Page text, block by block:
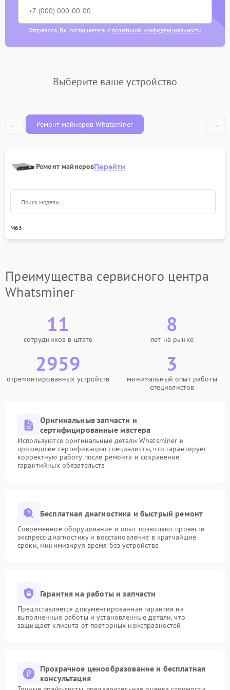
Монтаж и демонтаж
SMD-компонентов
Замена корпуса 800 рублей
Отправляя, Вы соглашаетесь с политикой конфиденциальности
Выберите ваше устройство
← Ремонт майнеров Whatsminer →
Ремонт майнеровПерейти
M63
Преимущества сервисного центра
Whatsminer
11
сотрудников в штате
8
лет на рынке
2959
отремонтированных устройств
3
минимальный опыт работы
специалистов
Оригинальные запчасти и
сертифицированные мастера
Используются оригинальные детали Whatsminer и
прошедшие сертификацию специалисты, что гарантирует
корректную работу после ремонта и сохранение
гарантийных обязательств
Бесплатная диагностика и быстрый ремонт
Современное оборудование и опыт позволяют провести
экспресс-диагностику и восстановление в кратчайшие
сроки, минимизируя время без устройства
Гарантия на работы и запчасти
Предоставляется документированная гарантия на
выполненные работы и установленные детали, что
защищает клиента от повторных неисправностей
Прозрачное ценообразование и бесплатная
консультация